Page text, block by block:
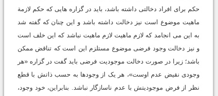
حکم برای افراد دخالتی داشته باشد، باید در گزاره هایی که حکم لازمة
ماهیت موضوع است نیز دخالت داشته باشد و این چنان که گفته شد
به این می انجامد که لازم ماهیت لازم ماهیت نباشد که این خلف است
و نیز دخالت وجود فرضی موضوع مستلزم این است که تناقض ممکن
باشد؛ زیرا در صورت دخالت موجودیت فرضی باید گفت در گزاره «هر
وجودی نقیض عدم اوست»، هر یک از وجودها به حسب ذاتش با قطع
نظر از فرض موجودیتش با عدم ناسازگار نباشد. بنابراین، خود وجود،